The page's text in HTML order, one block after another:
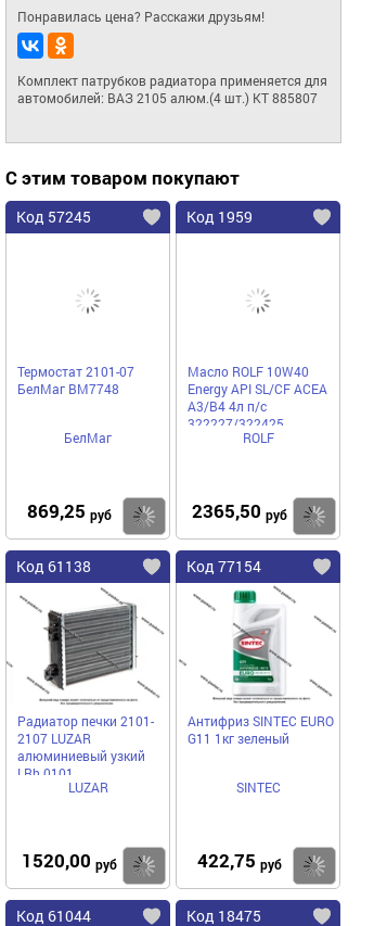
Понравилась цена? Расскажи друзьям!
Комплект патрубков радиатора применяется для
автомобилей: ВАЗ 2105 алюм.(4 шт.) KT 885807
С этим товаром покупают
Код 57245
Термостат 2101-07
БелМаг BM7748
БелМаг
869,25 руб Купить
Код 1959
Масло ROLF 10W40
Energy API SL/CF ACEA
A3/B4 4л п/с
322227/322425
ROLF
2365,50 руб
Код 61138
Радиатор печки 2101-
2107 LUZAR
алюминиевый узкий
LRh 0101
LUZAR
1520,00 руб Купить
Код 77154
Антифриз SINTEC EURO
G11 1кг зеленый
SINTEC
422,75 руб
Код 61044 Код 18475